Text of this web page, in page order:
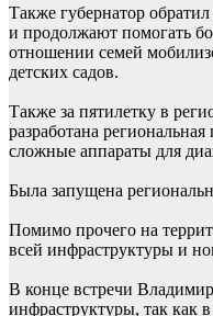
Также губернатор
и продолжают помогать
отношении семей
детских садов.
Также за пятилетку в
разработана
сложные аппараты для
Была запущена
Помимо прочего на
всей инфраструктуры и
В конце встречи
инфраструктуры, так как